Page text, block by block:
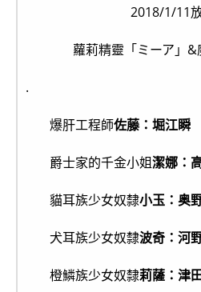
蘿莉精靈「ミーア」&
.
爆肝工程師佐藤：堀江瞬
爵士家的千金小姐潔娜：
貓耳族少女奴隸小玉：奥
犬耳族少女奴隸波奇：河
橙鱗族少女奴隸莉薩：津